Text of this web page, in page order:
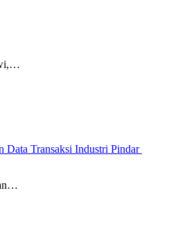
Data Transaksi Industri Pindar